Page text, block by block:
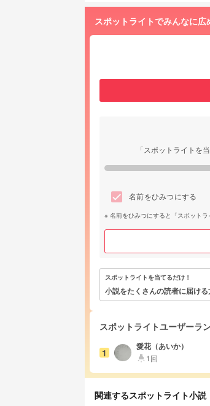
スポットライトでみんなに広
「スポットライトを
名前をひみつにする
名前をひみつにすると「スポット
スポットライトを当てるだけ！
小説をたくさんの読者に届ける
スポットライトユーザーラ
1
愛花（あいか）
highlight 1回
関連するスポットライト小説